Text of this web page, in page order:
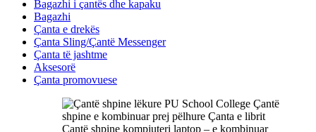
Bagazhi i çantës dhe kapaku
Bagazhi
Çanta e drekës
Çanta Sling/Çantë Messenger
Çanta të jashtme
Aksesorë
Çanta promovuese